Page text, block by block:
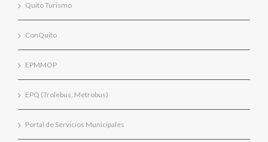
Quito Turismo
ConQuito
EPMMOP
EPQ (Trolebus, Metrobus)
Portal de Servicios Municipales